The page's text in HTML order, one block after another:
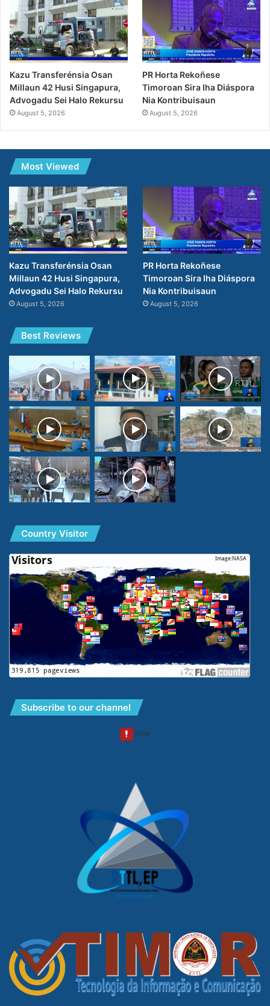
Kazu Transferénsia Osan
Millaun 42 Husi Singapura,
Advogadu Sei Halo Rekursu
August 5, 2026
PR Horta Rekoñese
Timoroan Sira Iha Diáspora
Nia Kontribuisaun
August 5, 2026
Most Viewed
Kazu Transferénsia Osan
Millaun 42 Husi Singapura,
Advogadu Sei Halo Rekursu
August 5, 2026
PR Horta Rekoñese
Timoroan Sira Iha Diáspora
Nia Kontribuisaun
August 5, 2026
Best Reviews
Country Visitor
Subscribe to our channel